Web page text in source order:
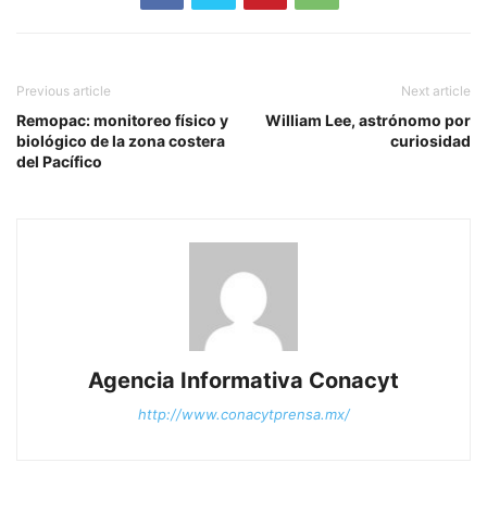
Previous article
Remopac: monitoreo físico y
biológico de la zona costera
del Pacífico
Next article
William Lee, astrónomo por
curiosidad
Agencia Informativa Conacyt
http://www.conacytprensa.mx/